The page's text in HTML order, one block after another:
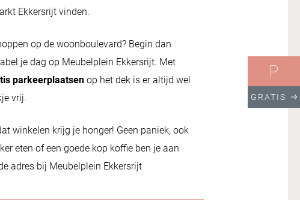
Ekkersrijt vinden.
op de woonboulevard? Begin dan
je dag op Meubelplein Ekkersrijt. Met
parkeerplaatsen op het dek is er altijd wel
vrij.
winkelen krijg je honger! Geen paniek, ook
eten of een goede kop koffie ben je aan
adres bij Meubelplein Ekkersrijt
GRATIS